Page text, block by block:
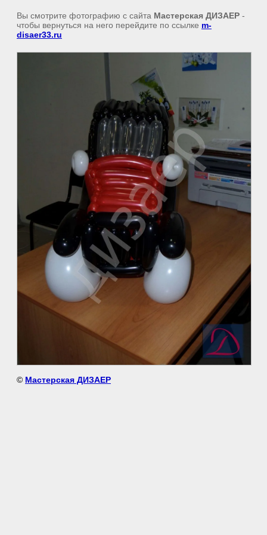
Вы смотрите фотографию с сайта Мастерская ДИЗАЕР -
чтобы вернуться на него перейдите по ссылке m-
disaer33.ru
© Мастерская ДИЗАЕР